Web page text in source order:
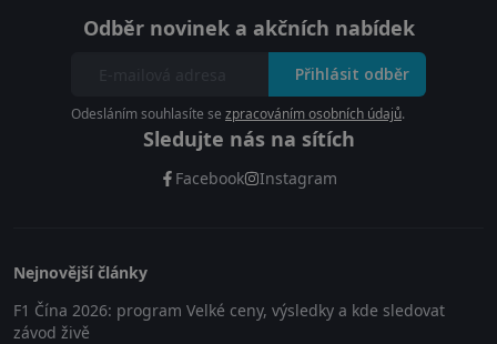
Odběr novinek a akčních nabídek
Přihlásit odběr
Odesláním souhlasíte se zpracováním osobních údajů.
Sledujte nás na sítích
Facebook Instagram
Nejnovější články
F1 Čína 2026: program Velké ceny, výsledky a kde sledovat
závod živě